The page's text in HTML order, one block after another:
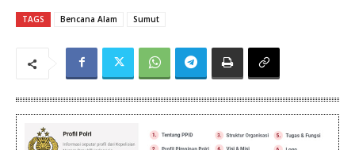
TAGS Bencana Alam Sumut